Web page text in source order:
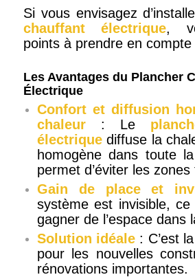
Si vous envisagez
chauffant électrique,
points à prendre en compte
Les Avantages du Plancher
Électrique
Confort et diffusion
chaleur: Le
électriquediffuse la
homogène dans toute
permet d’éviter les zones
Gain de place et
système est invisible,
gagner de l’espace dans
Solution idéale: C’est
pour les nouvelles
rénovations importantes.